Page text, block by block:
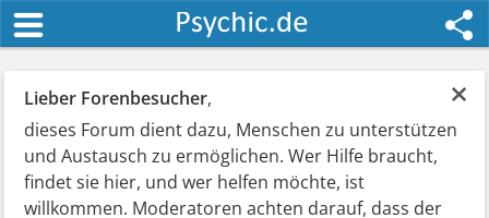
×
Lieber Forenbesucher,
dieses Forum dient dazu, Menschen zu unterstützen
und Austausch zu ermöglichen. Wer Hilfe braucht,
findet sie hier, und wer helfen möchte, ist
willkommen. Moderatoren achten darauf, dass der